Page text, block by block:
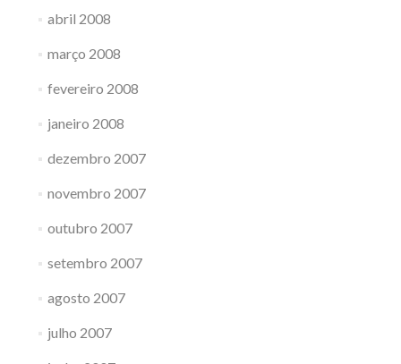
abril 2008
março 2008
fevereiro 2008
janeiro 2008
dezembro 2007
novembro 2007
outubro 2007
setembro 2007
agosto 2007
julho 2007